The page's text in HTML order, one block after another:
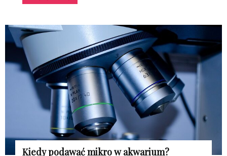
Kiedy podawać mikro w akwarium?